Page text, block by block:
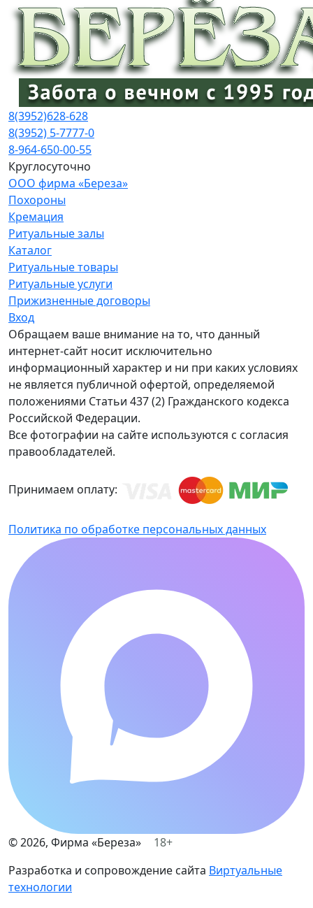
8(3952)628-628
8(3952) 5-7777-0
8-964-650-00-55
Круглосуточно
ООО фирма «Береза»
Похороны
Кремация
Ритуальные залы
Каталог
Ритуальные товары
Ритуальные услуги
Прижизненные договоры
Вход
Обращаем ваше внимание на то, что данный
интернет-сайт носит исключительно
информационный характер и ни при каких условиях
не является публичной офертой, определяемой
положениями Статьи 437 (2) Гражданского кодекса
Российской Федерации.
Все фотографии на сайте используются с согласия
правообладателей.
Принимаем оплату:
Политика по обработке персональных данных
©2026, Фирма «Береза»
18+
Разработка и сопровождение сайта Виртуальные
технологии